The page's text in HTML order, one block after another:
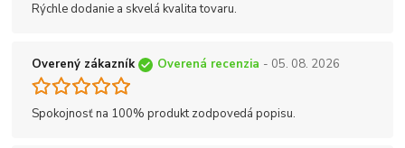
Rýchle dodanie a skvelá kvalita tovaru.
Overený zákazník Overená recenzia - 05. 08. 2026
Spokojnosť na 100% produkt zodpovedá popisu.